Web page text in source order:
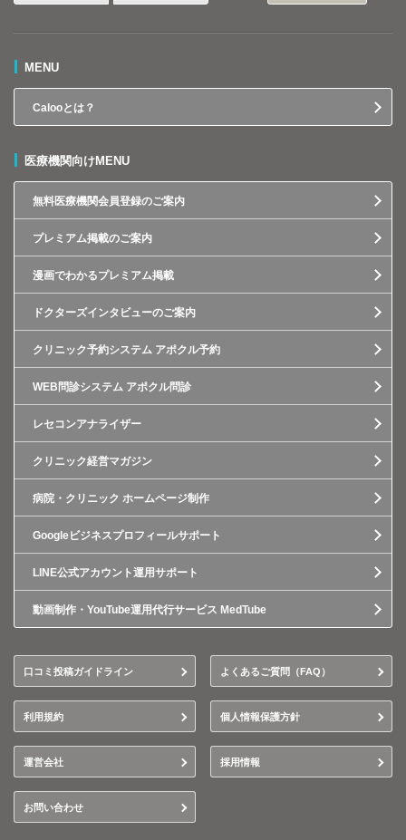
MENU
Calooとは？
医療機関向けMENU
無料医療機関会員登録のご案内
プレミアム掲載のご案内
漫画でわかるプレミアム掲載
ドクターズインタビューのご案内
クリニック予約システム アポクル予約
WEB問診システム アポクル問診
レセコンアナライザー
クリニック経営マガジン
病院・クリニック ホームページ制作
Googleビジネスプロフィールサポート
LINE公式アカウント運用サポート
動画制作・YouTube運用代行サービス MedTube
口コミ投稿ガイドライン よくあるご質問（FAQ）
利用規約 個人情報保護方針
運営会社 採用情報
お問い合わせ